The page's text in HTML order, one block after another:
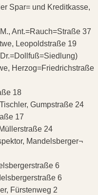
Spar= und Kreditkasse,
Ant.=Rauch=Straße 37
Leopoldstraße 19
Herzog=Friedrichstraße
18
Gumpstraße 24
17
24
Mandelsberger¬
6
6
Fürstenweg 2